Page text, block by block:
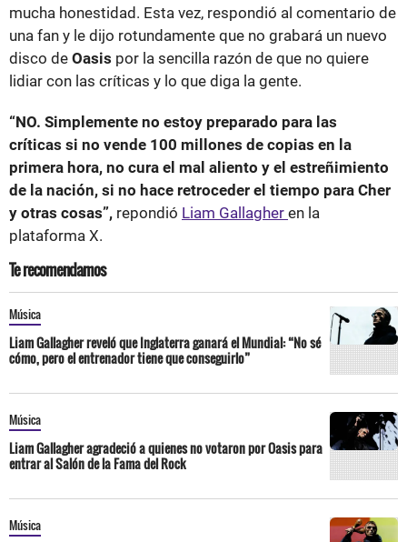
mucha honestidad. Esta vez, respondió al comentario de
una fan y le dijo rotundamente que no grabará un nuevo
disco de Oasis por la sencilla razón de que no quiere
lidiar con las críticas y lo que diga la gente.
“NO. Simplemente no estoy preparado para las
críticas si no vende 100 millones de copias en la
primera hora, no cura el mal aliento y el estreñimiento
de la nación, si no hace retroceder el tiempo para Cher
y otras cosas”, repondió Liam Gallagher en la
plataforma X.
Te recomendamos
Música
Liam Gallagher reveló que Inglaterra ganará el Mundial: “No sé
cómo, pero el entrenador tiene que conseguirlo”
Música
Liam Gallagher agradeció a quienes no votaron por Oasis para
entrar al Salón de la Fama del Rock
Música